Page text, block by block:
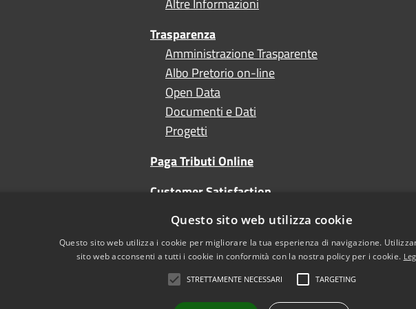
Altre Informazioni
Trasparenza
Amministrazione Trasparente
Albo Pretorio on-line
Open Data
Documenti e Dati
Progetti
Paga Tributi Online
Customer Satisfaction
Turismo
Questo sito web utilizza cookie
Questo sito web utilizza i cookie per migliorare la tua esperienza di navigazione.
sito web acconsenti a tutti i cookie in conformità con la nostra policy per i cookie.
STRETTAMENTE NECESSARI TARGETING